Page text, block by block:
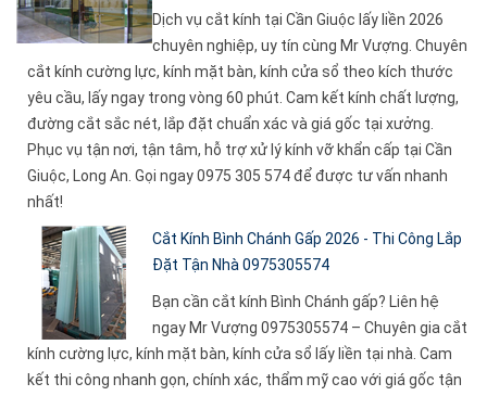
Dịch vụ cắt kính tại Cần Giuộc lấy liền 2026
chuyên nghiệp, uy tín cùng Mr Vượng. Chuyên
cắt kính cường lực, kính mặt bàn, kính cửa sổ theo kích thước
yêu cầu, lấy ngay trong vòng 60 phút. Cam kết kính chất lượng,
đường cắt sắc nét, lắp đặt chuẩn xác và giá gốc tại xưởng.
Phục vụ tận nơi, tận tâm, hỗ trợ xử lý kính vỡ khẩn cấp tại Cần
Giuộc, Long An. Gọi ngay 0975 305 574 để được tư vấn nhanh
nhất!
Cắt Kính Bình Chánh Gấp 2026 - Thi Công Lắp
Đặt Tận Nhà 0975305574
Bạn cần cắt kính Bình Chánh gấp? Liên hệ
ngay Mr Vượng 0975305574 – Chuyên gia cắt
kính cường lực, kính mặt bàn, kính cửa sổ lấy liền tại nhà. Cam
kết thi công nhanh gọn, chính xác, thẩm mỹ cao với giá gốc tận